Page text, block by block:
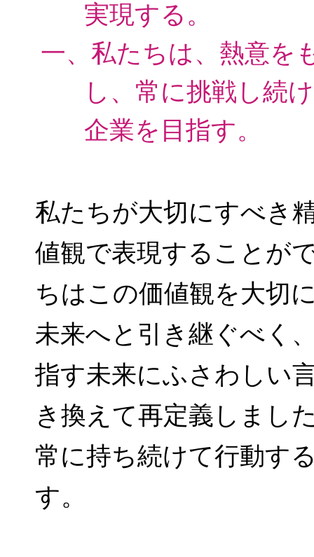
実現する。
一、私たちは、熱意を
し、常に挑戦し続
企業を目指す。
私たちが大切にすべき
値観で表現することが
ちはこの価値観を大切
未来へと引き継ぐべく
指す未来にふさわしい
き換えて再定義しまし
常に持ち続けて行動す
す。